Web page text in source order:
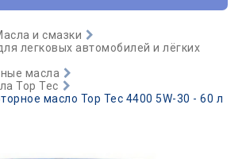
и смазки
легковых автомобилей и лёгких
масла
Top Tec
масло Top Tec 4400 5W-30 - 60 л